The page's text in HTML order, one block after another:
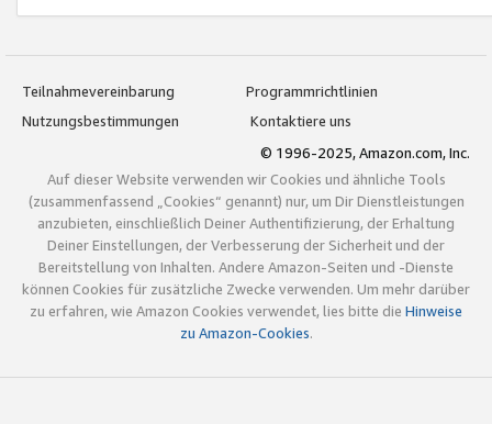
Teilnahmevereinbarung
Programmrichtlinien
Nutzungsbestimmungen
Kontaktiere uns
© 1996-2025, Amazon.com, Inc.
Auf dieser Website verwenden wir Cookies und ähnliche Tools
(zusammenfassend „Cookies“ genannt) nur, um Dir Dienstleistungen
anzubieten, einschließlich Deiner Authentifizierung, der Erhaltung
Deiner Einstellungen, der Verbesserung der Sicherheit und der
Bereitstellung von Inhalten. Andere Amazon-Seiten und -Dienste
können Cookies für zusätzliche Zwecke verwenden. Um mehr darüber
zu erfahren, wie Amazon Cookies verwendet, lies bitte die Hinweise
zu Amazon-Cookies.